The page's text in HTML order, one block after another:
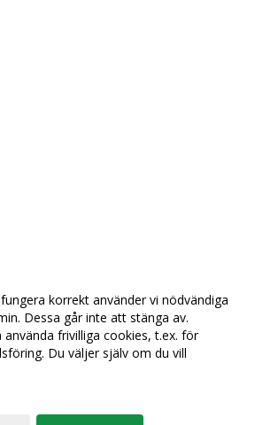
korrekt använder vi nödvändiga
Dessa går inte att stänga av.
använda frivilliga cookies, t.ex. för
Du väljer själv om du vill